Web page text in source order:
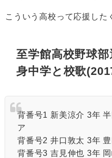
こういう高校って応援した
至学館高校野球
身中学と校歌
背番号1 新美涼介 3年
ア
背番号2 井口敦太 3年
背番号3 吉見伸也 3年